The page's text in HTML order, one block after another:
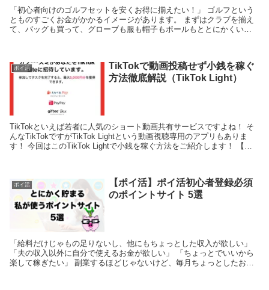
「初心者向けのゴルフセットを安くお得に揃えたい！」 ゴルフという
とものすごくお金がかかるイメージがあります。 まずはクラブを揃え
て、バッグも買って、グローブも服も帽子もボールもととにかくいろ
ポイ活
TikTokで動画投稿せず小銭を稼ぐ
方法徹底解説（TikTok Light）
TikTokといえば若者に人気のショート動画共有サービスですよね！ そ
んなTikTokですがTikTok Lightという動画視聴専用のアプリもありま
す！ 今回はこのTikTok Lightで小銭を稼ぐ方法をご紹介します！ 【こ
ポイ活
【ポイ活】ポイ活初心者登録必須
のポイントサイト 5選
「給料だけじゃもの足りないし、他にもちょっとした収入が欲しい」
「夫の収入以外に自分で使えるお金が欲しい」 「ちょっとでいいから
楽して稼ぎたい」 副業するほどじゃないけど、毎月ちょっとしたお金